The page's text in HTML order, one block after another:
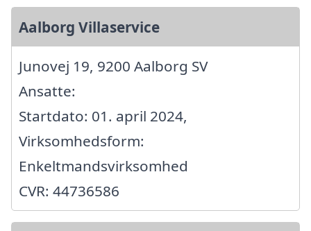
Aalborg Villaservice
Junovej 19, 9200 Aalborg SV
Ansatte:
Startdato: 01. april 2024,
Virksomhedsform:
Enkeltmandsvirksomhed
CVR: 44736586